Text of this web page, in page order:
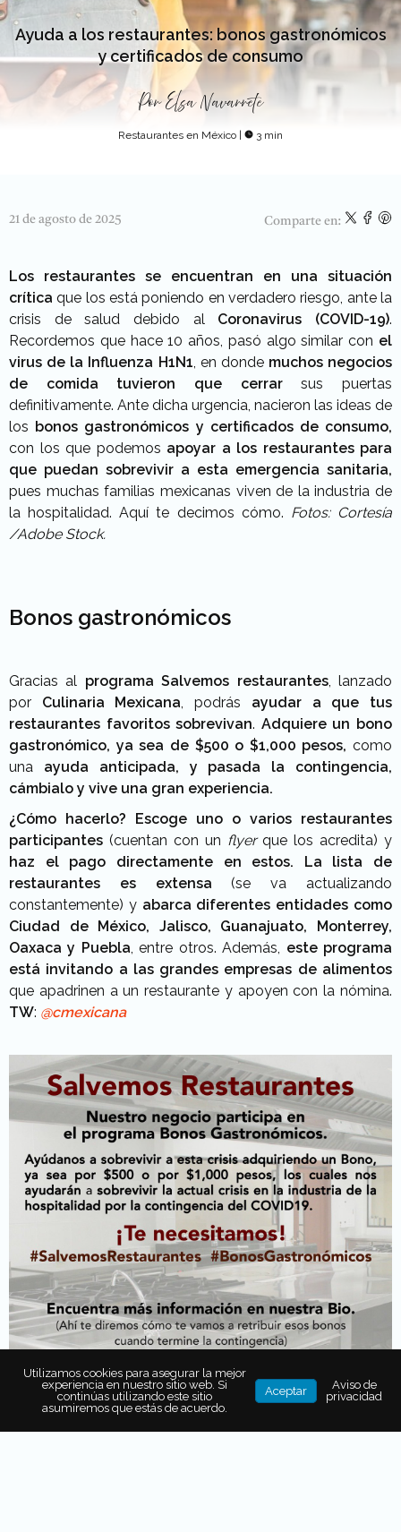
Ayuda a los restaurantes: bonos gastronómicos
y certificados de consumo
Por Elsa Navarrete
Restaurantes en México 3 min
21 de agosto de 2025 Comparte en:
Los restaurantes se encuentran en una situación
crítica que los está poniendo en verdadero riesgo, ante la
crisis de salud debido al Coronavirus (COVID-19).
Recordemos que hace 10 años, pasó algo similar con el
virus de la Influenza H1N1, en donde muchos negocios
de comida tuvieron que cerrarsus puertas
definitivamente. Ante dicha urgencia, nacieron las ideas de
los bonos gastronómicos y certificados de consumo,
con los que podemos apoyar a los restaurantes para
que puedan sobrevivir a esta emergencia sanitaria,
pues muchas familias mexicanas viven de la industria de
la hospitalidad. Aquí te decimos cómo. Fotos: Cortesía
/Adobe Stock.
Bonos gastronómicos
Gracias al programa Salvemos restaurantes, lanzado
por Culinaria Mexicana, podrás ayudar a que tus
restaurantes favoritos sobrevivan. Adquiere un bono
gastronómico, ya sea de $500 o $1,000 pesos, como
una ayuda anticipada, y pasada la contingencia,
cámbialo y vive una gran experiencia.
¿Cómo hacerlo?
Escoge uno o varios restaurantes
participantes (cuentan con un flyerque los acredita) y
haz el pago directamente en estos.
La lista de
restaurantes es extensa (se va actualizando
constantemente) y abarca diferentes entidades como
Ciudad de México, Jalisco, Guanajuato, Monterrey,
Oaxaca y Puebla, entre otros. Además, este programa
está invitando a las grandes empresas de alimentos
que apadrinen a un restaurante y apoyen con la nómina.
TW: @cmexicana
Utilizamos cookies para asegurar la mejor
experiencia en nuestro sitio web. Si
continúas utilizando este sitio
asumiremos que estás de acuerdo.
Aceptar
Aviso de
privacidad